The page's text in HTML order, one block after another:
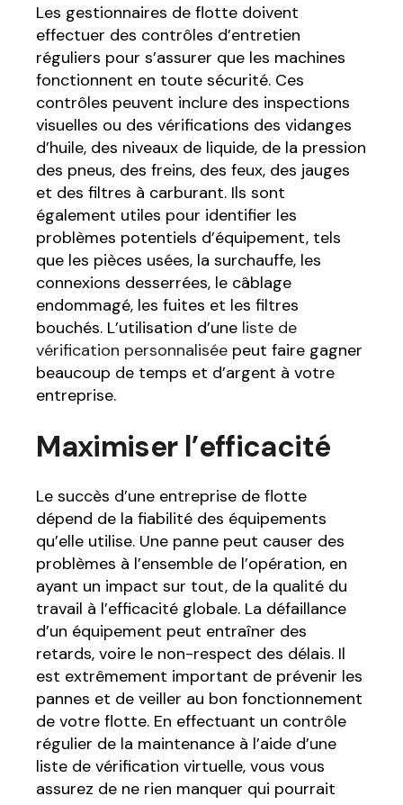
Les gestionnaires de flotte doivent
effectuer des contrôles d’entretien
réguliers pour s’assurer que les machines
fonctionnent en toute sécurité. Ces
contrôles peuvent inclure des inspections
visuelles ou des vérifications des vidanges
d’huile, des niveaux de liquide, de la pression
des pneus, des freins, des feux, des jauges
et des filtres à carburant. Ils sont
également utiles pour identifier les
problèmes potentiels d’équipement, tels
que les pièces usées, la surchauffe, les
connexions desserrées, le câblage
endommagé, les fuites et les filtres
bouchés. L’utilisation d’une liste de
vérification personnalisée peut faire gagner
beaucoup de temps et d’argent à votre
entreprise.
Maximiser l’efficacité
Le succès d’une entreprise de flotte
dépend de la fiabilité des équipements
qu’elle utilise. Une panne peut causer des
problèmes à l’ensemble de l’opération, en
ayant un impact sur tout, de la qualité du
travail à l’efficacité globale. La défaillance
d’un équipement peut entraîner des
retards, voire le non-respect des délais. Il
est extrêmement important de prévenir les
pannes et de veiller au bon fonctionnement
de votre flotte. En effectuant un contrôle
régulier de la maintenance à l’aide d’une
liste de vérification virtuelle, vous vous
assurez de ne rien manquer qui pourrait